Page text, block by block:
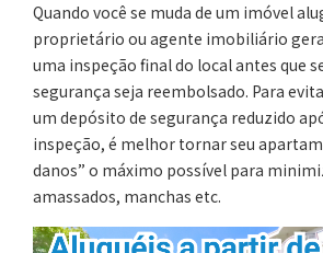
Quando você se muda de um imóvel
proprietário ou agente imobiliário
uma inspeção final do local antes que
segurança seja reembolsado. Para
um depósito de segurança reduzido
inspeção, é melhor tornar seu
danos” o máximo possível para
amassados, manchas etc.